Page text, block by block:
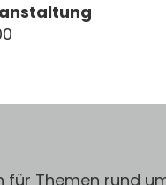
für Themen rund